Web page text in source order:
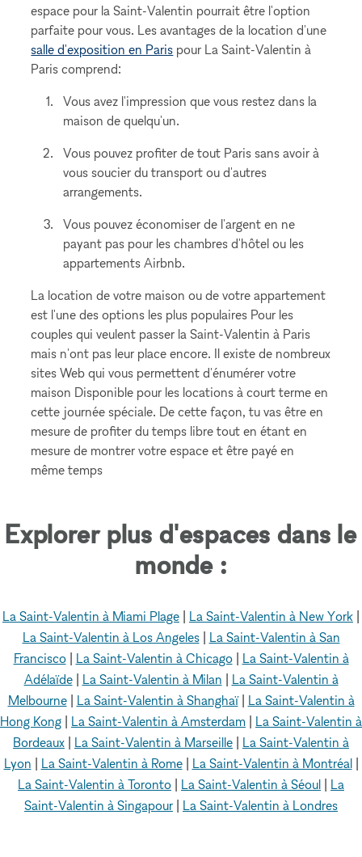
espace pour la Saint-Valentin pourrait être l'option
parfaite pour vous. Les avantages de la location d'une
salle d'exposition en Paris pour La Saint-Valentin à
Paris comprend:
Vous avez l'impression que vous restez dans la
maison de quelqu'un.
Vous pouvez profiter de tout Paris sans avoir à
vous soucier du transport ou d'autres
arrangements.
Vous pouvez économiser de l'argent en ne
payant pas pour les chambres d'hôtel ou les
appartements Airbnb.
La location de votre maison ou de votre appartement
est l'une des options les plus populaires Pour les
couples qui veulent passer la Saint-Valentin à Paris
mais n'ont pas leur place encore. Il existe de nombreux
sites Web qui vous permettent d'énumérer votre
maison Disponible pour les locations à court terme en
cette journée spéciale. De cette façon, tu vas être en
mesure de profiter du temps libre tout en étant en
mesure de montrer votre espace et être payé en
même temps
Explorer plus d'espaces dans le
monde :
La Saint-Valentin à Miami Plage | La Saint-Valentin à New York |
La Saint-Valentin à Los Angeles| La Saint-Valentin à San
Francisco| La Saint-Valentin à Chicago| La Saint-Valentin à
Adélaïde| La Saint-Valentin à Milan | La Saint-Valentin à
Melbourne| La Saint-Valentin à Shanghaï| La Saint-Valentin à
Hong Kong | La Saint-Valentin à Amsterdam | La Saint-Valentin à
Bordeaux | La Saint-Valentin à Marseille | La Saint-Valentin à
Lyon | La Saint-Valentin à Rome| La Saint-Valentin à Montréal|
La Saint-Valentin à Toronto | La Saint-Valentin à Séoul | La
Saint-Valentin à Singapour | La Saint-Valentin à Londres